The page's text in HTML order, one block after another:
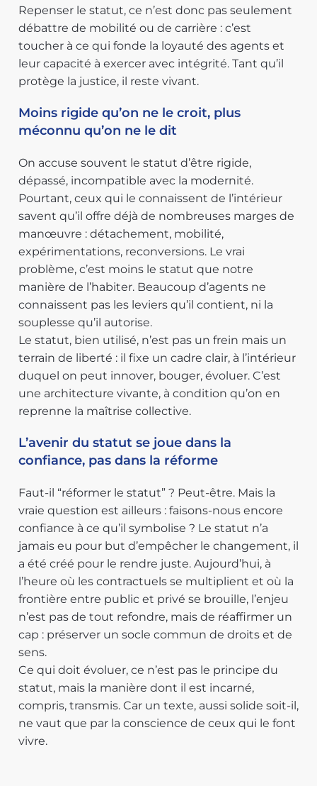
Repenser le statut, ce n’est donc pas seulement
débattre de mobilité ou de carrière : c’est
toucher à ce qui fonde la loyauté des agents et
leur capacité à exercer avec intégrité. Tant qu’il
protège la justice, il reste vivant.
Moins rigide qu’on ne le croit, plus
méconnu qu’on ne le dit
On accuse souvent le statut d’être rigide,
dépassé, incompatible avec la modernité.
Pourtant, ceux qui le connaissent de l’intérieur
savent qu’il offre déjà de nombreuses marges de
manœuvre : détachement, mobilité,
expérimentations, reconversions. Le vrai
problème, c’est moins le statut que notre
manière de l’habiter. Beaucoup d’agents ne
connaissent pas les leviers qu’il contient, ni la
souplesse qu’il autorise.
Le statut, bien utilisé, n’est pas un frein mais un
terrain de liberté : il fixe un cadre clair, à l’intérieur
duquel on peut innover, bouger, évoluer. C’est
une architecture vivante, à condition qu’on en
reprenne la maîtrise collective.
L’avenir du statut se joue dans la
confiance, pas dans la réforme
Faut-il “réformer le statut” ? Peut-être. Mais la
vraie question est ailleurs : faisons-nous encore
confiance à ce qu’il symbolise ? Le statut n’a
jamais eu pour but d’empêcher le changement, il
a été créé pour le rendre juste. Aujourd’hui, à
l’heure où les contractuels se multiplient et où la
frontière entre public et privé se brouille, l’enjeu
n’est pas de tout refondre, mais de réaffirmer un
cap : préserver un socle commun de droits et de
sens.
Ce qui doit évoluer, ce n’est pas le principe du
statut, mais la manière dont il est incarné,
compris, transmis. Car un texte, aussi solide soit-il,
ne vaut que par la conscience de ceux qui le font
vivre.